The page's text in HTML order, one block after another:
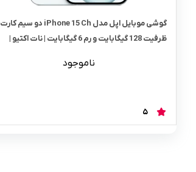
گوشی موبایل اپل مدل iPhone 15 Ch دو سیم‌ کارت
ظرفیت 128 گیگابایت و رم 6 گیگابایت | نات اکتیو |
ناموجود
5